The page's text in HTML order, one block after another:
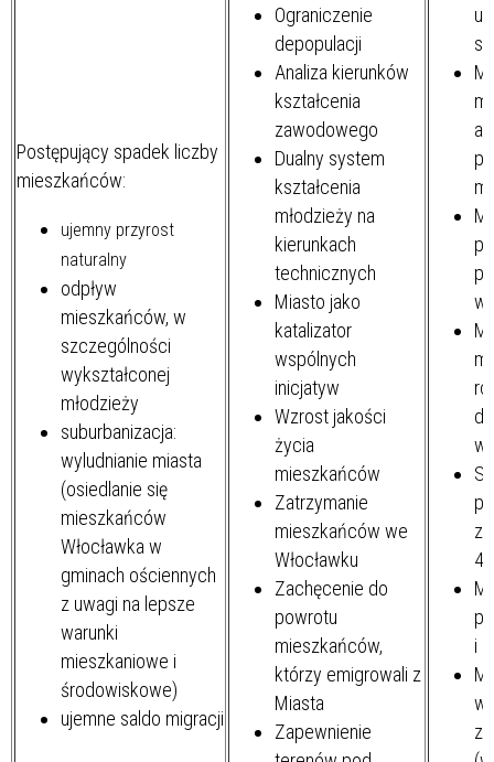
Postępujący spadek liczby
mieszkańców:
ujemny przyrost
naturalny
odpływ
mieszkańców, w
szczególności
wykształconej
młodzieży
suburbanizacja:
wyludnianie miasta
(osiedlanie się
mieszkańców
Włocławka w
gminach ościennych
z uwagi na lepsze
warunki
mieszkaniowe i
środowiskowe)
ujemne saldo migracji
Ograniczenie
depopulacji
Analiza kierunków
kształcenia
zawodowego
Dualny system
kształcenia
młodzieży na
kierunkach
technicznych
Miasto jako
katalizator
wspólnych
inicjatyw
Wzrost jakości
życia
mieszkańców
Zatrzymanie
mieszkańców we
Włocławku
Zachęcenie do
powrotu
mieszkańców,
którzy emigrowali z
Miasta
Zapewnienie
w
i
z